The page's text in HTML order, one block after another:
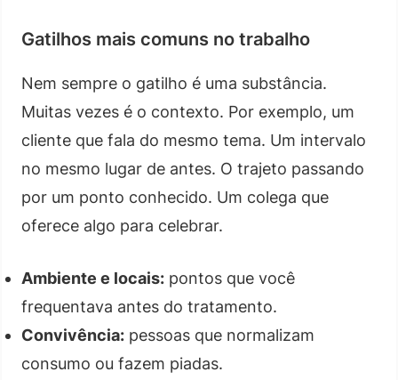
Gatilhos mais comuns no trabalho
Nem sempre o gatilho é uma substância.
Muitas vezes é o contexto. Por exemplo, um
cliente que fala do mesmo tema. Um intervalo
no mesmo lugar de antes. O trajeto passando
por um ponto conhecido. Um colega que
oferece algo para celebrar.
Ambiente e locais: pontos que você
frequentava antes do tratamento.
Convivência: pessoas que normalizam
consumo ou fazem piadas.